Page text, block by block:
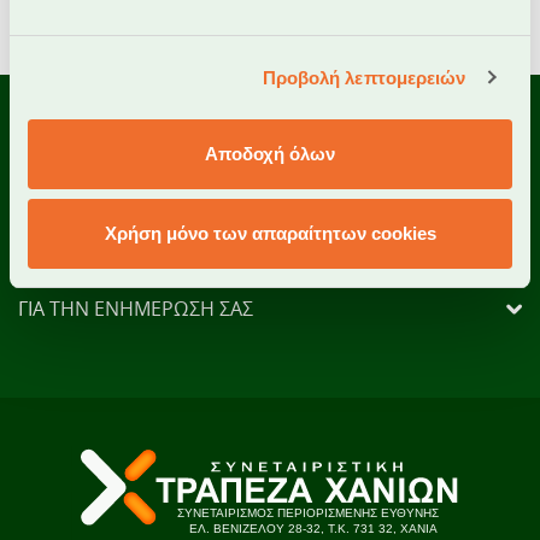
Προβολή λεπτομερειών
Αποδοχή όλων
Χρήση μόνο των απαραίτητων cookies
2821025500
ΓΙΑ ΤΗ ΔΙΕΥΚΟΛΥΝΣΗ ΣΑΣ
ΓΙΑ ΤΗΝ ΕΞΥΠΗΡΕΤΗΣΗ ΣΑΣ
ΓΙΑ ΤΗΝ ΕΝΗΜΕΡΩΣΗ ΣΑΣ